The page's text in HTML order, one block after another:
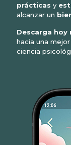
prácticas y
alcanzar un
Descarga hoy
hacia una
ciencia